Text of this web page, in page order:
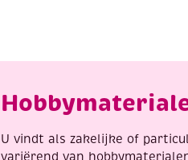
U vindt als zakelijke of
variërend van